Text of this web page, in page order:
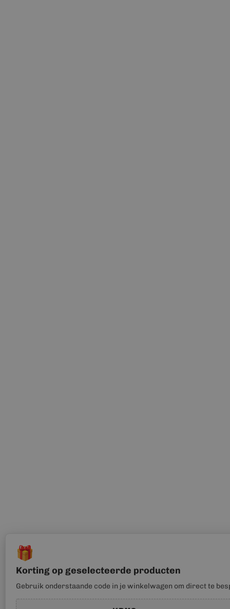
🎁
Korting op geselecteerde producten
Gebruik onderstaande code in je winkelwagen om direct te